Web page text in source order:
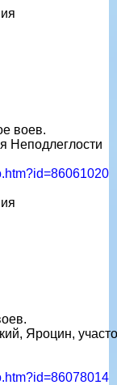
воев.
Неподлеглости
Яроцин,